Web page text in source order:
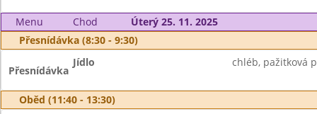
Menu Chod
Úterý 25. 11. 2025
Přesnídávka (8:30 - 9:30)
Přesnídávka
Jídlo chléb, pažitková
Oběd (11:40 - 13:30)